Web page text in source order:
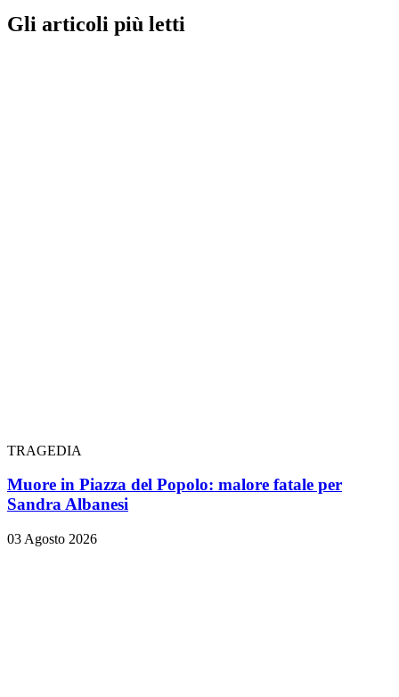
Gli articoli più letti
TRAGEDIA
Muore in Piazza del Popolo: malore fatale per
Sandra Albanesi
03 Agosto 2026